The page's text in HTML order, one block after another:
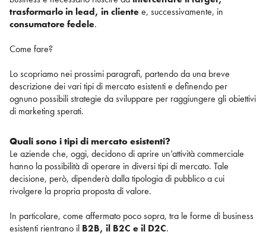
trasformarlo in lead, in clientee, successivamente, in
consumatore fedele.
Come fare?
Lo scopriamo nei prossimi paragrafi, partendo da una breve
descrizione dei vari tipi di mercato esistenti e definendo per
ognuno possibili strategie da sviluppare per raggiungere gli obiettivi
di marketing sperati.
Quali sono i tipi di mercato esistenti?
Le aziende che, oggi, decidono di aprire un’attività commerciale
hanno la possibilità di operare in diversi tipi di mercato. Tale
decisione, però, dipenderà dalla tipologia di pubblico a cui
rivolgere la propria proposta di valore.
In particolare, come affermato poco sopra, tra le forme di business
esistenti rientrano il B2B, il B2C e il D2C.